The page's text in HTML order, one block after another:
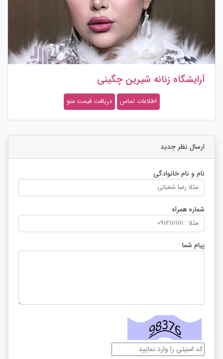
آرایشگاه زنانه شیرین چگینی
اطلاعات تماس دریافت قیمت منو
ارسال نظر جدید
نام و نام خانوادگی
شماره همراه
پیام شما